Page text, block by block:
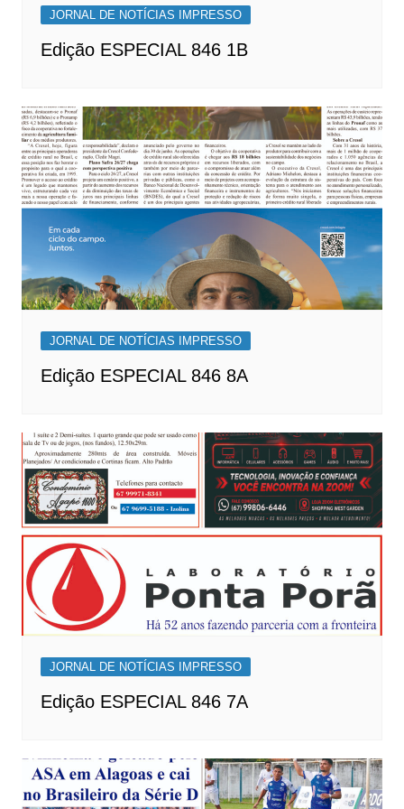
JORNAL DE NOTÍCIAS IMPRESSO
Edição ESPECIAL 846 1B
JORNAL DE NOTÍCIAS IMPRESSO
Edição ESPECIAL 846 8A
JORNAL DE NOTÍCIAS IMPRESSO
Edição ESPECIAL 846 7A